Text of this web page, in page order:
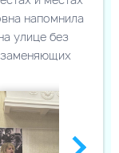
напомнила
улице без